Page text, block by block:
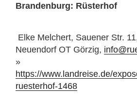
Brandenburg: Rüsterhof
Elke Melchert, Sauener Str.
Neuendorf OT Görzig,
»
https://www.landreise.de/
ruesterhof-1468